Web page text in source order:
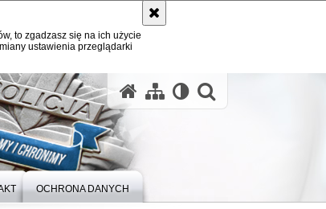
to zgadzasz się na ich użycie
ustawienia przeglądarki
OCHRONA DANYCH